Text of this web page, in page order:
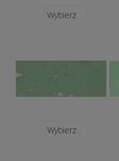
Wybierz
Wybierz